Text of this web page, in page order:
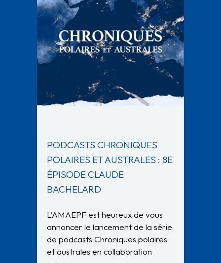
PODCASTS CHRONIQUES
POLAIRES ET AUSTRALES : 8E
ÉPISODE CLAUDE
BACHELARD
L’AMAEPF est heureux de vous
annoncer le lancement de la série
de podcasts Chroniques polaires
et australes en collaboration